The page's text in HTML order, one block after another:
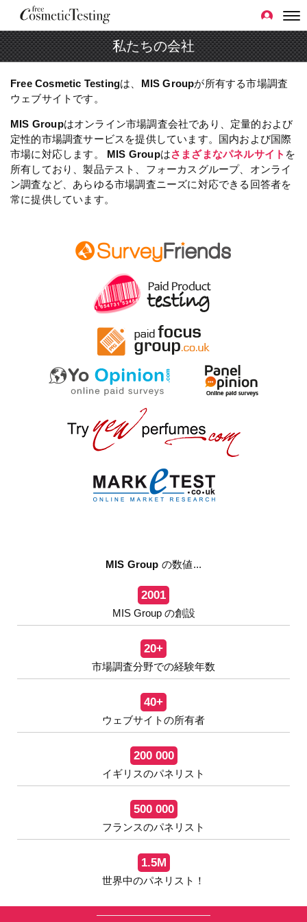
私たちの会社
Free Cosmetic Testingは、 MIS Groupが所有する市場調査
ウェブサイトです。
MIS Groupはオンライン市場調査会社であり、定量的および
定性的市場調査サービスを提供しています。国内および国際
市場に対応します。 MIS Groupはさまざまなパネルサイト を
所有しており、製品テスト、フォーカスグループ、オンライ
ン調査など、あらゆる市場調査ニーズに対応できる回答者を
常に提供しています。
MIS Group の数値...
2001
MIS Group の創設
20+
市場調査分野での経験年数
40+
ウェブサイトの所有者
200 000
イギリスのパネリスト
500 000
フランスのパネリスト
1.5M
世界中のパネリスト！